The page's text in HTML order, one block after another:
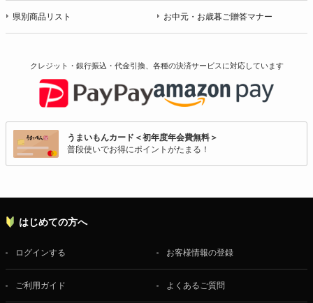
県別商品リスト お中元・お歳暮ご贈答マナー
クレジット・銀行振込・代金引換、各種の決済サービスに対応しています
うまいもんカード＜初年度年会費無料＞
普段使いでお得にポイントがたまる！
はじめての方へ
ログインする お客様情報の登録
ご利用ガイド よくあるご質問